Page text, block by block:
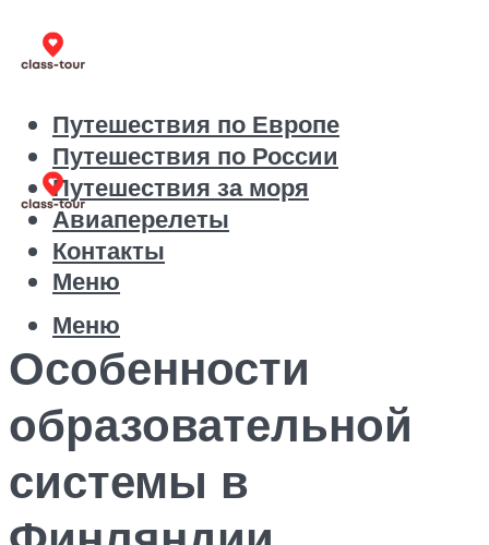
Путешествия по Европе
Путешествия по России
Путешествия за моря
Авиаперелеты
Контакты
Меню
Меню
Особенности
образовательной
системы в